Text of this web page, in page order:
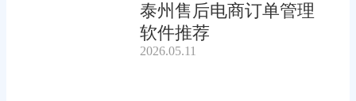
泰州售后电商订单管理
软件推荐
2026.05.11